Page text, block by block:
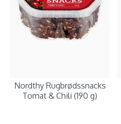
Nordthy Rugbrødssnacks
Tomat & Chili (190 g)